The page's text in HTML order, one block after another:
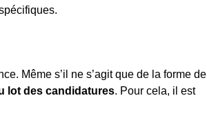
Même s’il ne s’agit que de la forme de
lot des candidatures. Pour cela, il est